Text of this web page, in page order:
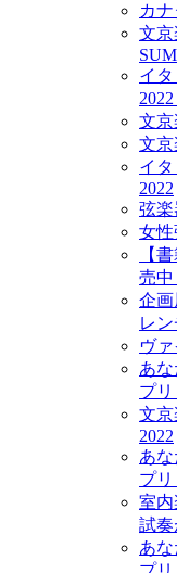
カ
文京
イ
文京
文京
イ
2022
弦楽
女性
【
売中
企画
レ
ヴ
あ
プリ
文京
2022
あ
プリ
室
試奏
あ